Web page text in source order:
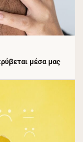
μέσα μας